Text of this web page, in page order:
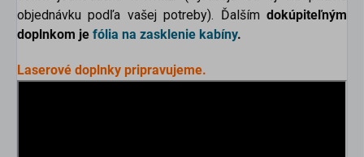
objednávku podľa vašej potreby). Ďalšímdokúpiteľným
doplnkom je fólia na zasklenie kabíny.
Laserové doplnky pripravujeme.